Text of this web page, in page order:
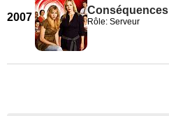
2007
Conséquences
Rôle: Serveur